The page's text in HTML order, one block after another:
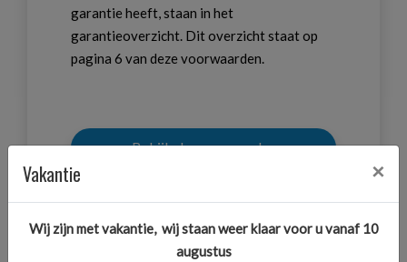
garantie heeft, staan in het
garantieoverzicht. Dit overzicht staat op
pagina 6 van deze voorwaarden.
Bekijk de voorwaarden
Vakantie ×
Wij zijn met vakantie, wij staan weer klaar voor u vanaf 10
augustus